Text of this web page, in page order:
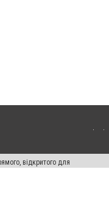
відкритого для